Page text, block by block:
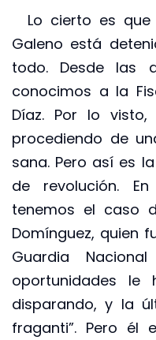
Lo cierto es que
Galeno está
todo. Desde las
conocimos a la
Díaz. Por lo
procediendo de
sana. Pero así es
de revolución.
tenemos el caso
Domínguez, quien
Guardia
oportunidades le
disparando, y la
fraganti”. Pero él